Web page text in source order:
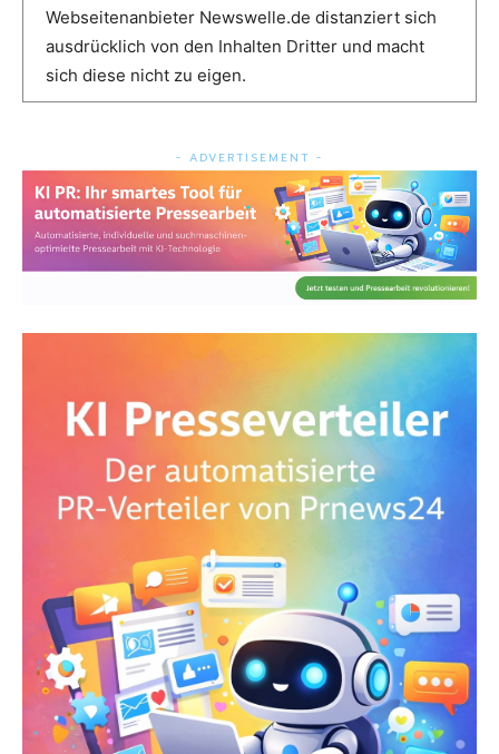
Webseitenanbieter Newswelle.de distanziert sich
ausdrücklich von den Inhalten Dritter und macht
sich diese nicht zu eigen.
- ADVERTISEMENT -